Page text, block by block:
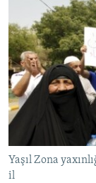
ARAŞDIRMA
MULTIMEDIA
VIDEO
FOTOQALEREYA
KARIKATURA
RADIO ARXIV
OXU ZALI
AZƏRBAYCAN
İSLAM VƏ
HAQQIMIZDA
PEŞƏ ETIKASI VƏ
BIZI IZLƏ
Yaşıl Zona
il